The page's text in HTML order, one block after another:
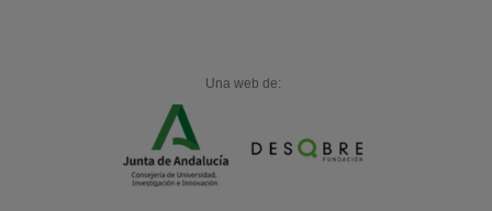
Una web de: